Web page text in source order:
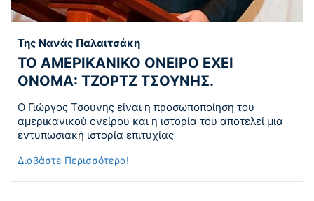
Της Νανάς Παλαιτσάκη
ΤΟ ΑΜΕΡΙΚΑΝΙΚΟ ΟΝΕΙΡΟ ΕΧΕΙ
ΟΝΟΜΑ: ΤΖΟΡΤΖ ΤΣΟΥΝΗΣ.
Ο Γιώργος Τσούνης είναι η προσωποποίηση του
αμερικανικού ονείρου και η ιστορία του αποτελεί μια
εντυπωσιακή ιστορία επιτυχίας
Διαβάστε Περισσότερα!